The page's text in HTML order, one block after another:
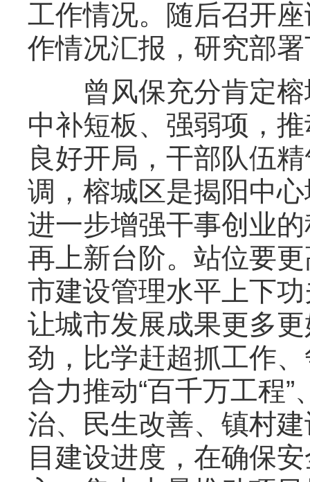
工作情况。随后召开
作情况汇报，研究部
曾风保充分肯定榕
中补短板、强弱项，
良好开局，干部队伍
调，榕城区是揭阳中
进一步增强干事创业
再上新台阶。站位要
市建设管理水平上下
让城市发展成果更多
劲，比学赶超抓工作
合力推动“百千万工程
治、民生改善、镇村
目建设进度，在确保